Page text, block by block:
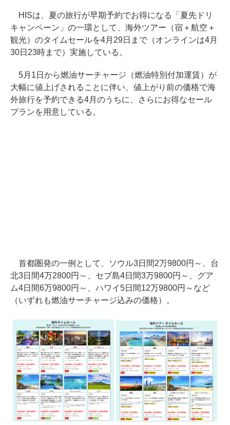
HISは、夏の旅行が早期予約でお得になる「夏先ドリ
キャンペーン」の一環として、海外ツアー（宿＋航空＋
観光）のタイムセールを4月29日まで（オンラインは4月
30日23時まで）実施している。
5月1日から燃油サーチャージ（燃油特別付加運賃）が
大幅に値上げされることに伴い、値上がり前の価格で海
外旅行を予約できる4月のうちに、さらにお得なセール
プランを用意している。
首都圏発の一例として、ソウル3日間2万9800円～、台
北3日間4万2800円～、セブ島4日間3万9800円～、グア
ム4日間6万9800円～、ハワイ5日間12万9800円～など
（いずれも燃油サーチャージ込みの価格）。